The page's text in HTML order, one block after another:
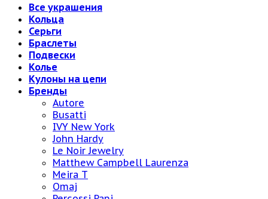
Все украшения
Кольца
Серьги
Браслеты
Подвески
Колье
Кулоны на цепи
Бренды
Autore
Busatti
IVY New York
John Hardy
Le Noir Jewelry
Matthew Campbell Laurenza
Meira T
Omaj